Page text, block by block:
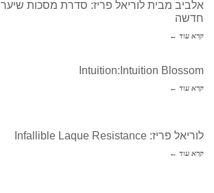
אלביב מבית לוריאל פריז: סדרת מסכות שיער
חדשה
קרא עוד ←
Intuition:Intuition Blossom
קרא עוד ←
לוריאל פריז: Infallible Laque Resistance
קרא עוד ←